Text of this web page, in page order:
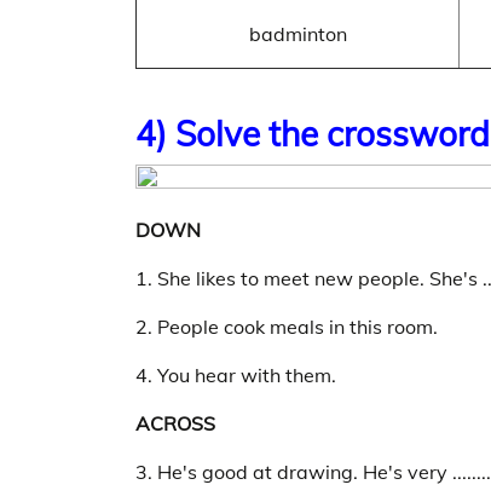
badminton
4) Solve the
DOWN
1. She likes to meet new people. She's
2. People cook meals in this room.
4. You hear with them.
ACROSS
3. He's good at drawing. He's very